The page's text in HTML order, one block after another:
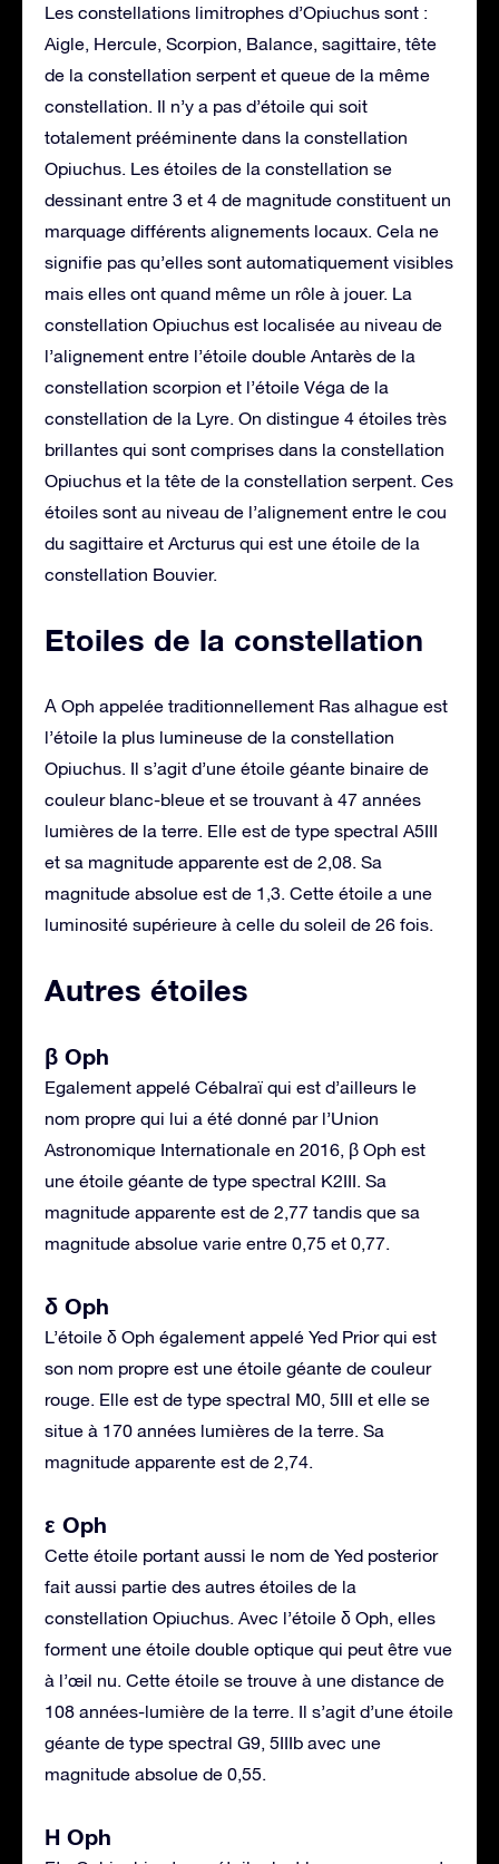
Les constellations limitrophes d’Opiuchus sont :
Aigle, Hercule, Scorpion, Balance, sagittaire, tête
de la constellation serpent et queue de la même
constellation. Il n’y a pas d’étoile qui soit
totalement prééminente dans la constellation
Opiuchus. Les étoiles de la constellation se
dessinant entre 3 et 4 de magnitude constituent un
marquage différents alignements locaux. Cela ne
signifie pas qu’elles sont automatiquement visibles
mais elles ont quand même un rôle à jouer. La
constellation Opiuchus est localisée au niveau de
l’alignement entre l’étoile double Antarès de la
constellation scorpion et l’étoile Véga de la
constellation de la Lyre. On distingue 4 étoiles très
brillantes qui sont comprises dans la constellation
Opiuchus et la tête de la constellation serpent. Ces
étoiles sont au niveau de l’alignement entre le cou
du sagittaire et Arcturus qui est une étoile de la
constellation Bouvier.
Etoiles de la constellation
Α Oph appelée traditionnellement Ras alhague est
l’étoile la plus lumineuse de la constellation
Opiuchus. Il s’agit d’une étoile géante binaire de
couleur blanc-bleue et se trouvant à 47 années
lumières de la terre. Elle est de type spectral A5III
et sa magnitude apparente est de 2,08. Sa
magnitude absolue est de 1,3. Cette étoile a une
luminosité supérieure à celle du soleil de 26 fois.
Autres étoiles
β Oph
Egalement appelé Cébalraï qui est d’ailleurs le
nom propre qui lui a été donné par l’Union
Astronomique Internationale en 2016, β Oph est
une étoile géante de type spectral K2III. Sa
magnitude apparente est de 2,77 tandis que sa
magnitude absolue varie entre 0,75 et 0,77.
δ Oph
L’étoile δ Oph également appelé Yed Prior qui est
son nom propre est une étoile géante de couleur
rouge. Elle est de type spectral M0, 5III et elle se
situe à 170 années lumières de la terre. Sa
magnitude apparente est de 2,74.
ε Oph
Cette étoile portant aussi le nom de Yed posterior
fait aussi partie des autres étoiles de la
constellation Opiuchus. Avec l’étoile δ Oph, elles
forment une étoile double optique qui peut être vue
à l’œil nu. Cette étoile se trouve à une distance de
108 années-lumière de la terre. Il s’agit d’une étoile
géante de type spectral G9, 5IIIb avec une
magnitude absolue de 0,55.
Η Oph